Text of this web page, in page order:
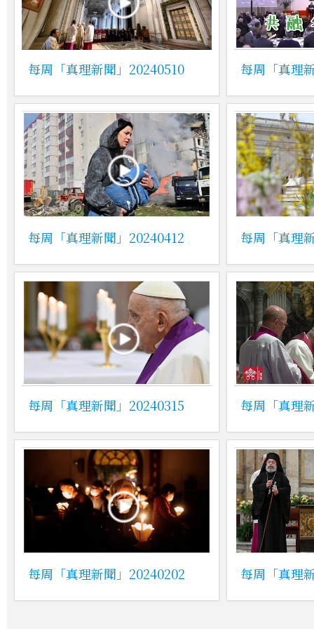
每周「真理新聞」20240510 每周「真理
每周「真理新聞」20240412 每周「真理
每周「真理新聞」20240315 每周「真理
每周「真理新聞」20240202 每周「真理